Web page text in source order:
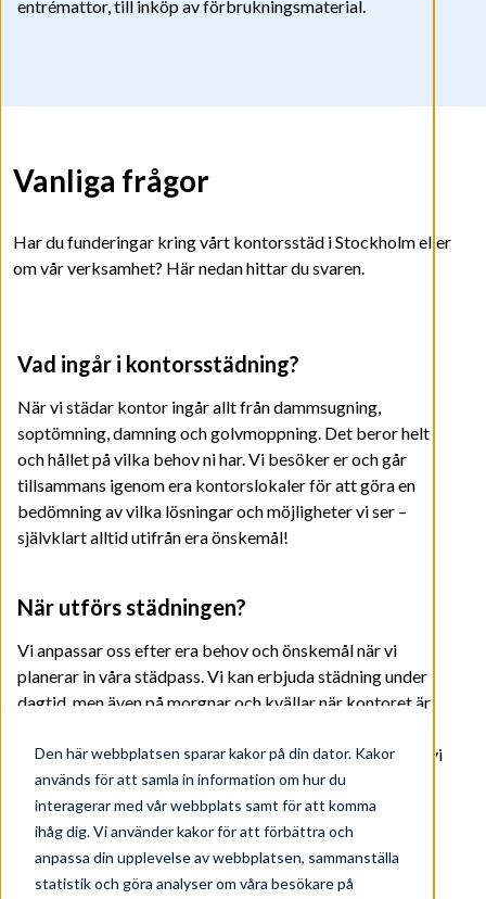
Den här webbplatsen sparar kakor på din dator. Kakor
används för att samla in information om hur du
interagerar med vår webbplats samt för att komma
ihåg dig. Vi använder kakor för att förbättra och
anpassa din upplevelse av webbplatsen, sammanställa
statistik och göra analyser om våra besökare på
entrémattor, till inköp av förbrukningsmaterial.
Vanliga frågor
Har du funderingar kring vårt kontorsstäd i Stockholm eller
om vår verksamhet? Här nedan hittar du svaren.
Vad ingår i kontorsstädning?
När vi städar kontor ingår allt från dammsugning,
soptömning, damning och golvmoppning. Det beror helt
och hållet på vilka behov ni har. Vi besöker er och går
tillsammans igenom era kontorslokaler för att göra en
bedömning av vilka lösningar och möjligheter vi ser –
självklart alltid utifrån era önskemål!
När utförs städningen?
Vi anpassar oss efter era behov och önskemål när vi
planerar in våra städpass. Vi kan erbjuda städning under
dagtid, men även på morgnar och kvällar när kontoret är
kalenderdagar löser vi även det. För vissa kunder städar vi
på årets alla dagar. Vi erbjuder även kontorsstäd under
nattetid.
Hur ofta behöver kontoret städas?